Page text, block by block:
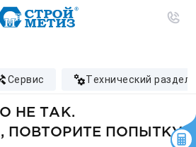
сервис технический раздел
НЕ ТАК.
ПОВТОРИТЕ ПОПЫТКУ